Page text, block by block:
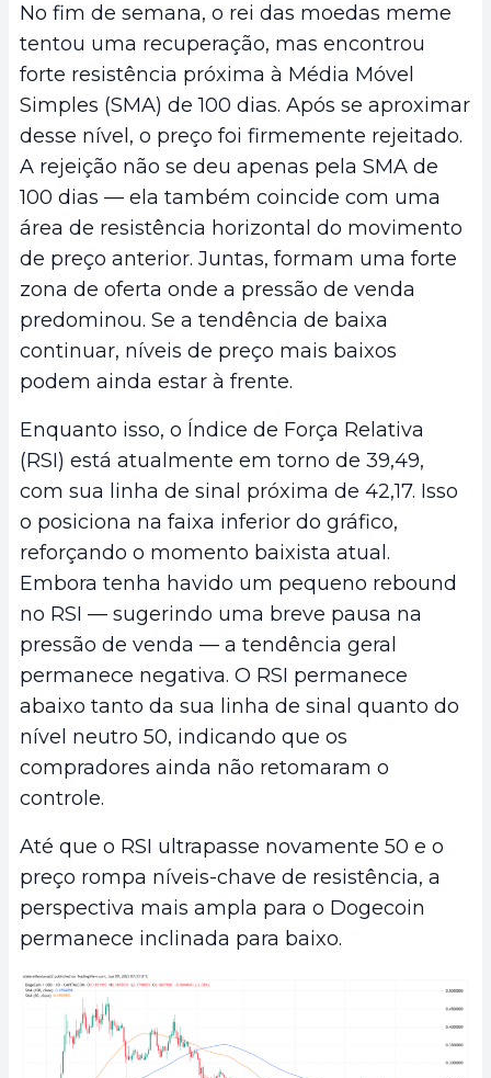
No fim de semana, o rei das moedas meme
tentou uma recuperação, mas encontrou
forte resistência próxima à Média Móvel
Simples (SMA) de 100 dias. Após se aproximar
desse nível, o preço foi firmemente rejeitado.
A rejeição não se deu apenas pela SMA de
100 dias — ela também coincide com uma
área de resistência horizontal do movimento
de preço anterior. Juntas, formam uma forte
zona de oferta onde a pressão de venda
predominou. Se a tendência de baixa
continuar, níveis de preço mais baixos
podem ainda estar à frente.
Enquanto isso, o Índice de Força Relativa
(RSI) está atualmente em torno de 39,49,
com sua linha de sinal próxima de 42,17. Isso
o posiciona na faixa inferior do gráfico,
reforçando o momento baixista atual.
Embora tenha havido um pequeno rebound
no RSI — sugerindo uma breve pausa na
pressão de venda — a tendência geral
permanece negativa. O RSI permanece
abaixo tanto da sua linha de sinal quanto do
nível neutro 50, indicando que os
compradores ainda não retomaram o
controle.
Até que o RSI ultrapasse novamente 50 e o
preço rompa níveis-chave de resistência, a
perspectiva mais ampla para o Dogecoin
permanece inclinada para baixo.